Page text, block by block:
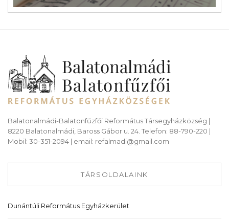
Balatonalmádi-Balatonfűzfői Református Társegyházközség |
8220 Balatonalmádi, Baross Gábor u. 24. Telefon: 88-790-220 |
Mobil: 30-351-2094 | email: refalmadi@gmail.com
TÁRSOLDALAINK
Dunántúli Református Egyházkerület